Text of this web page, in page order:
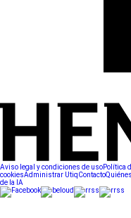
Aviso legal y condiciones de usoPolítica
cookiesAdministrar UtiqContacto
de la IA